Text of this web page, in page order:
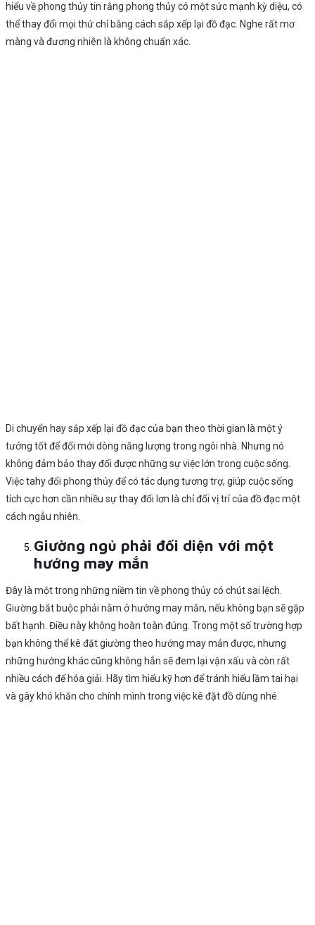
hiểu về phong thủy tin rằng phong thủy có một sức mạnh kỳ diệu, có
thể thay đổi mọi thứ chỉ bằng cách sắp xếp lại đồ đạc. Nghe rất mơ
màng và đương nhiên là không chuẩn xác.
Di chuyển hay sắp xếp lại đồ đạc của bạn theo thời gian là một ý
tưởng tốt để đổi mới dòng năng lượng trong ngôi nhà. Nhưng nó
không đảm bảo thay đổi được những sự việc lớn trong cuộc sống.
Việc tahy đổi phong thủy để có tác dụng tương trợ, giúp cuộc sống
tích cực hơn cần nhiều sự thay đổi lơn là chỉ đổi vị trí của đồ đạc một
cách ngẫu nhiên.
Giường ngủ phải đối diện với một
hướng may mắn
Đây là một trong những niềm tin về phong thủy có chút sai lệch.
Giường bắt buộc phải nằm ở hướng may mắn, nếu không bạn sẽ gặp
bất hạnh. Điều này không hoàn toàn đúng. Trong một số trường hợp
bạn không thể kê đặt giường theo hướng may mắn được, nhưng
những hướng khác cũng không hẳn sẽ đem lại vận xấu và còn rất
nhiều cách để hóa giải. Hãy tìm hiểu kỹ hơn để tránh hiểu lầm tai hại
và gây khó khăn cho chính mình trong việc kê đặt đồ dùng nhé.